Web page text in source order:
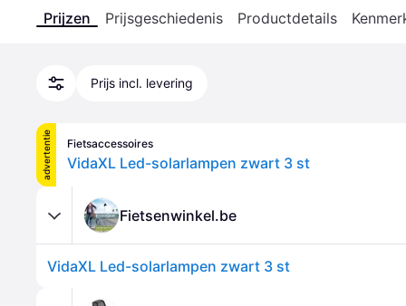
Prijzen Prijsgeschiedenis Productdetails
Prijs incl. levering
advertentie Fietsaccessoires
VidaXL Led-solarlampen zwart 3 st
Fietsenwinkel.be
VidaXL Led-solarlampen zwart 3 st